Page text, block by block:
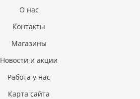
О нас
Контакты
Магазины
Новости и акции
Работа у нас
Карта сайта